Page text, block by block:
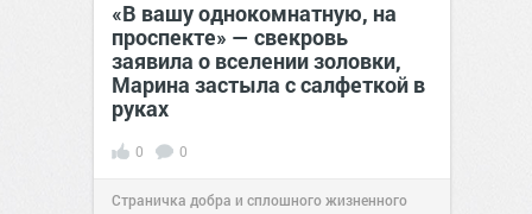
«В вашу однокомнатную, на
проспекте» — свекровь
заявила о вселении золовки,
Марина застыла с салфеткой в
руках
0 0
Страничка добра и сплошного жизненного